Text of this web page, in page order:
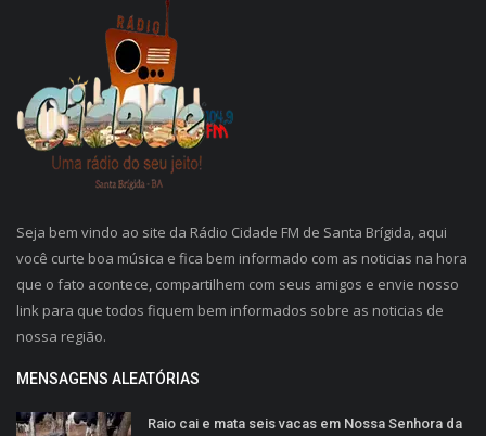
Seja bem vindo ao site da Rádio Cidade FM de Santa Brígida, aqui
você curte boa música e fica bem informado com as noticias na hora
que o fato acontece, compartilhem com seus amigos e envie nosso
link para que todos fiquem bem informados sobre as noticias de
nossa região.
MENSAGENS ALEATÓRIAS
Raio cai e mata seis vacas em Nossa Senhora da